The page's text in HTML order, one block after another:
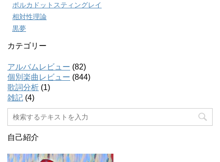
ポルカドットスティングレイ
相対性理論
黒夢
カテゴリー
アルバムレビュー (82)
個別楽曲レビュー (844)
歌詞分析 (1)
雑記 (4)
自己紹介